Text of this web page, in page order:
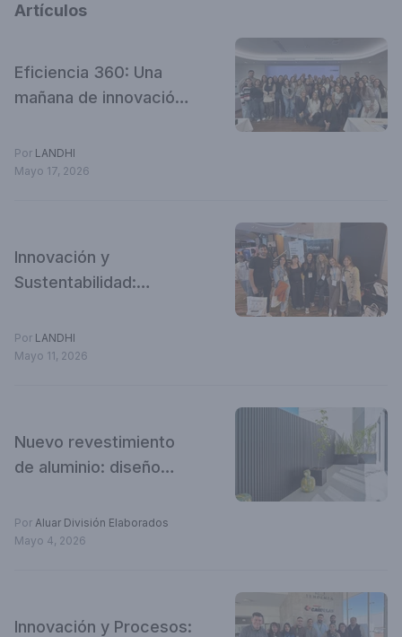
Artículos
Eficiencia 360: Una
mañana de innovación
Catalinas
Por LANDHI
Mayo 17, 2026
Innovación y
Sustentabilidad:
VIP Experience en
Expo Construir 2026
Por LANDHI
Mayo 11, 2026
Nuevo revestimiento
de aluminio: diseño
máxima durabilidad
Por Aluar División Elaborados
Mayo 4, 2026
Innovación y Procesos: